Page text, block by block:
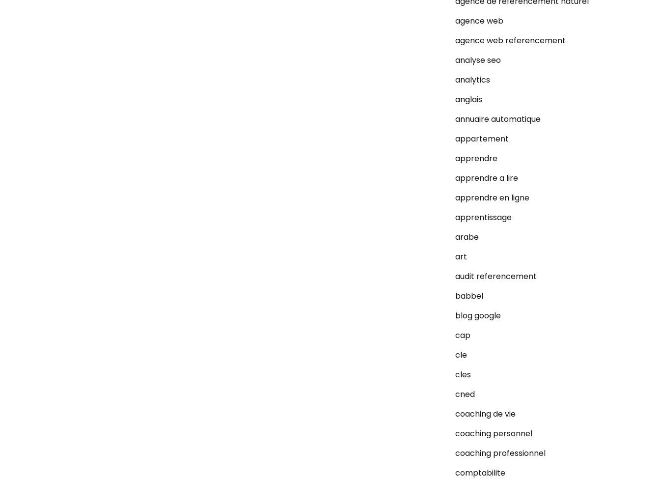
agence web
agence web referencement
analyse seo
analytics
anglais
annuaire automatique
appartement
apprendre
apprendre a lire
apprendre en ligne
apprentissage
arabe
art
audit referencement
babbel
blog google
cap
cle
cles
cned
coaching de vie
coaching personnel
coaching professionnel
comptabilite